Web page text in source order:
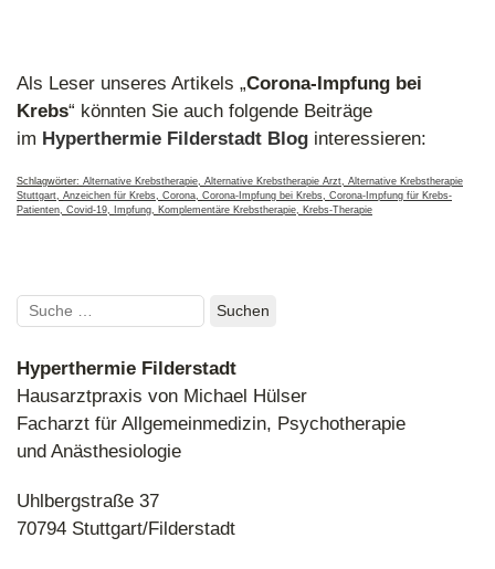
Als Leser unseres Artikels „Corona-Impfung bei
Krebs“ könnten Sie auch folgende Beiträge
im Hyperthermie Filderstadt Blog interessieren:
Psychoonkologie: Häufige Fragen zur psychologischen
Hilfe bei Krebs
Schlagwörter: Alternative Krebstherapie Alternative Krebstherapie Arzt Alternative Krebstherapie
Stuttgart Anzeichen für Krebs Corona Corona-Impfung bei Krebs Corona-Impfung für Krebs-
Patienten Covid-19 Impfung Komplementäre Krebstherapie Krebs-Therapie
Suchen
nach:
Hyperthermie Filderstadt
Hausarztpraxis von Michael Hülser
Facharzt für Allgemeinmedizin, Psychotherapie
und Anästhesiologie
Uhlbergstraße 37
70794 Stuttgart/Filderstadt